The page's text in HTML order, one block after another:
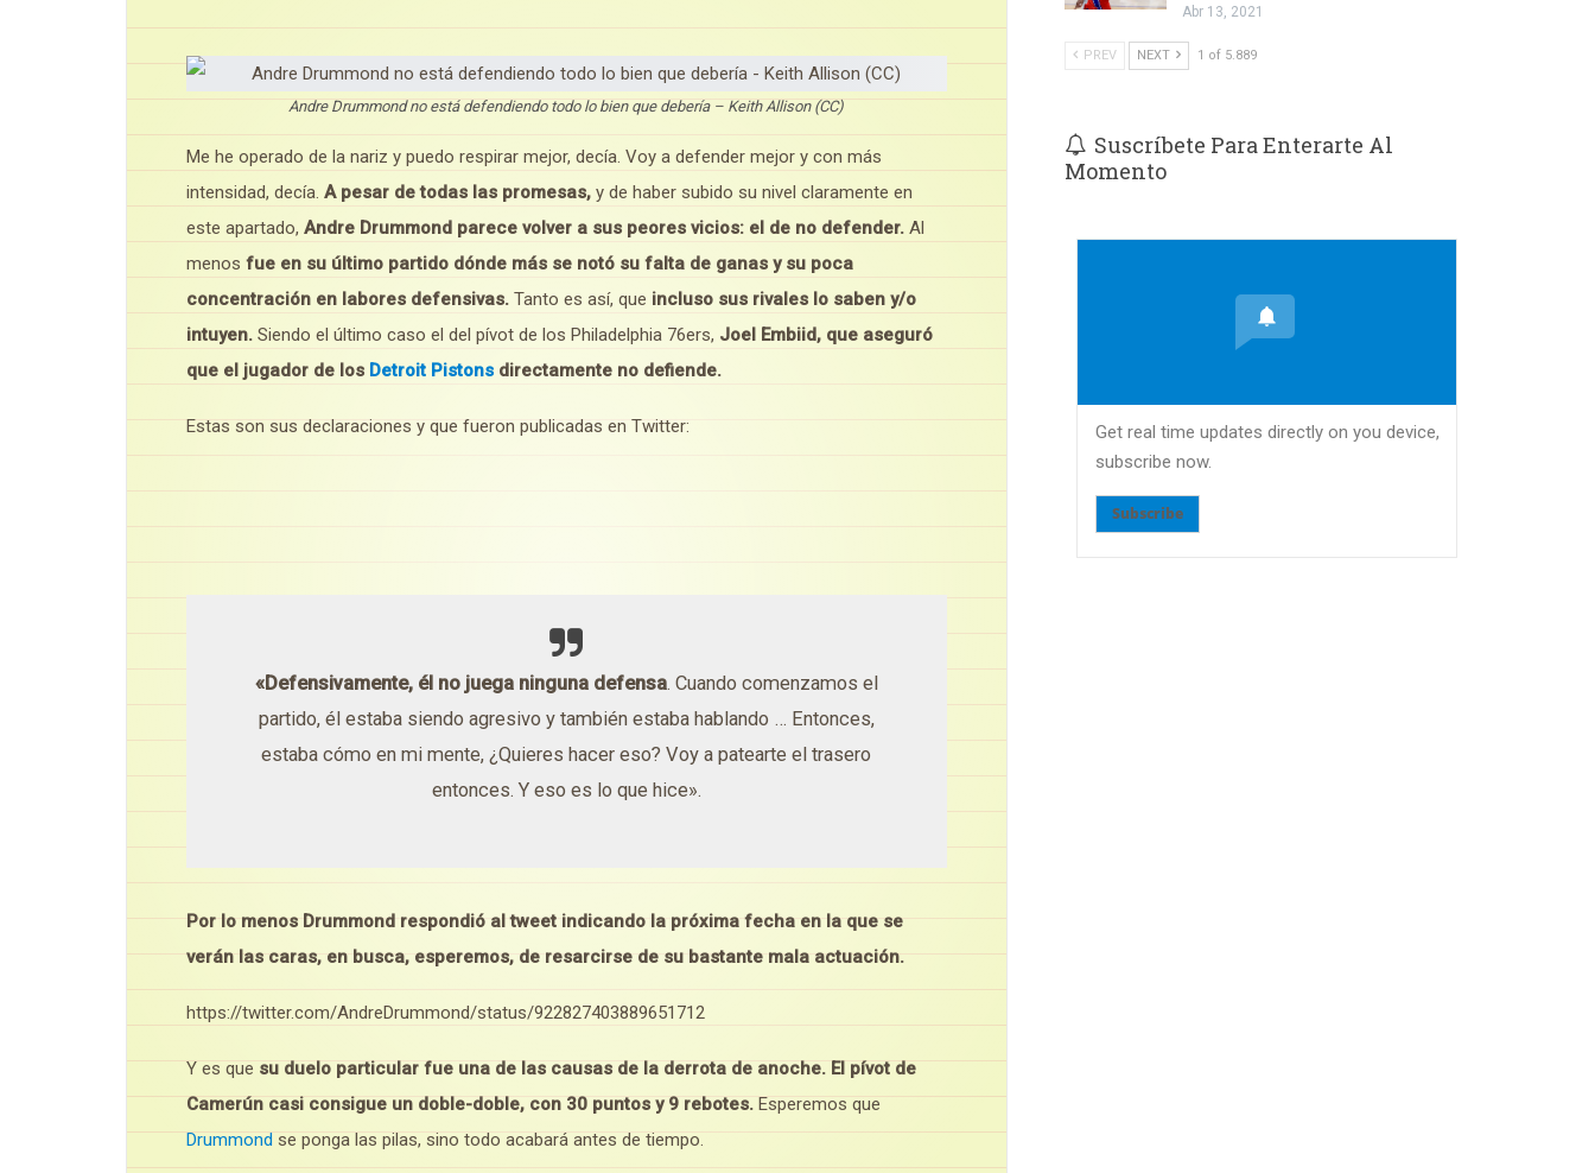
Andre Drummond no está defendiendo todo lo bien que debería – Keith Allison (CC)
Me he operado de la nariz y puedo respirar mejor, decía. Voy a defender mejor y con más
intensidad, decía. A pesar de todas las promesas, y de haber subido su nivel claramente en
este apartado, Andre Drummond parece volver a sus peores vicios: el de no defender. Al
menos fue en su último partido dónde más se notó su falta de ganas y su poca
concentración en labores defensivas. Tanto es así, que incluso sus rivales lo saben y/o
intuyen. Siendo el último caso el del pívot de los Philadelphia 76ers, Joel Embiid, que aseguró
que el jugador de los Detroit Pistons directamente no defiende.
Estas son sus declaraciones y que fueron publicadas en Twitter:
«Defensivamente, él no juega ninguna defensa. Cuando comenzamos el
partido, él estaba siendo agresivo y también estaba hablando … Entonces,
estaba cómo en mi mente, ¿Quieres hacer eso? Voy a patearte el trasero
entonces. Y eso es lo que hice».
Por lo menos Drummond respondió al tweet indicando la próxima fecha en la que se
verán las caras, en busca, esperemos, de resarcirse de su bastante mala actuación.
https://twitter.com/AndreDrummond/status/922827403889651712
Y es que su duelo particular fue una de las causas de la derrota de anoche. El pívot de
Camerún casi consigue un doble-doble, con 30 puntos y 9 rebotes. Esperemos que
Drummond se ponga las pilas, sino todo acabará antes de tiempo.
Abr 13, 2021
PREV NEXT 1 of 5.889
Suscríbete Para Enterarte Al
Momento
Get real time updates directly on you device,
subscribe now.
Subscribe